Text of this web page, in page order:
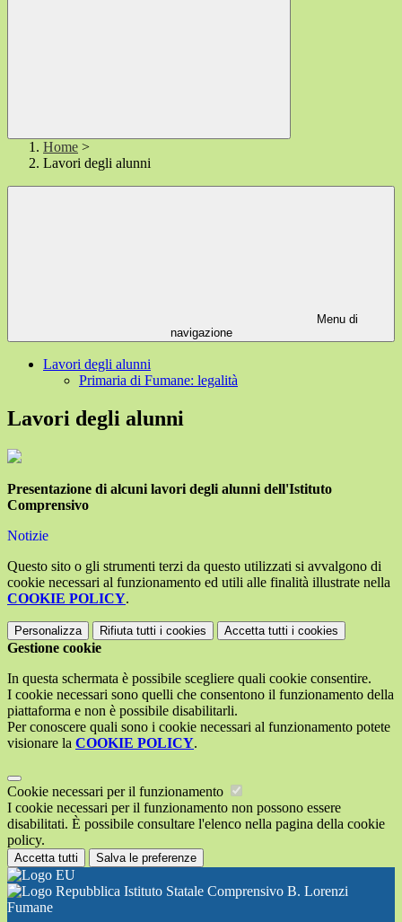
Home >
Lavori degli alunni
Menu di
navigazione
Lavori degli alunni
Primaria di Fumane: legalità
Lavori degli alunni
Presentazione di alcuni lavori degli alunni dell'Istituto
Comprensivo
Notizie
Questo sito o gli strumenti terzi da questo utilizzati si avvalgono di
cookie necessari al funzionamento ed utili alle finalità illustrate nella
COOKIE POLICY.
Personalizza Rifiuta tutti i cookies Accetta tutti i cookies
Gestione cookie
In questa schermata è possibile scegliere quali cookie consentire.
I cookie necessari sono quelli che consentono il funzionamento della
piattaforma e non è possibile disabilitarli.
Per conoscere quali sono i cookie necessari al funzionamento potete
visionare la COOKIE POLICY.
Cookie necessari per il funzionamento
I cookie necessari per il funzionamento non possono essere
disabilitati. È possibile consultare l'elenco nella pagina della cookie
policy.
Accetta tutti Salva le preferenze
Istituto Statale Comprensivo B. Lorenzi
Fumane